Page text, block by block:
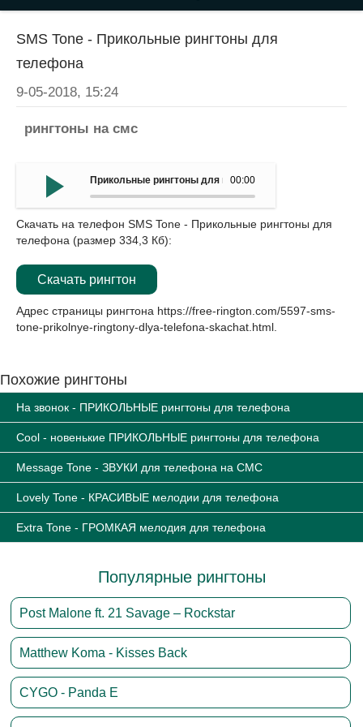
SMS Tone - Прикольные рингтоны для
телефона
9-05-2018, 15:24
рингтоны на смс
00:00
Прикольные рингтоны для мобильныйа - SMS Tone
Скачать на телефон SMS Tone - Прикольные рингтоны для
телефона (размер 334,3 Кб):
Скачать рингтон
Адрес страницы рингтона https://free-rington.com/5597-sms-
tone-prikolnye-ringtony-dlya-telefona-skachat.html
Похожие рингтоны
На звонок - ПРИКОЛЬНЫЕ рингтоны для телефона
Cool - новенькие ПРИКОЛЬНЫЕ рингтоны для телефона
Message Tone - ЗВУКИ для телефона на СМС
Lovely Tone - КРАСИВЫЕ мелодии для телефона
Extra Tone - ГРОМКАЯ мелодия для телефона
Популярные рингтоны
Post Malone ft. 21 Savage – Rockstar
Matthew Koma - Kisses Back
CYGO - Panda E